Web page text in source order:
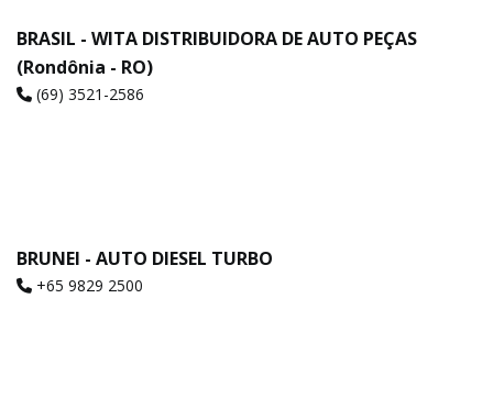
BRASIL - WITA DISTRIBUIDORA DE AUTO PEÇAS
(Rondônia - RO)
(69) 3521-2586
BRUNEI - AUTO DIESEL TURBO
+65 9829 2500